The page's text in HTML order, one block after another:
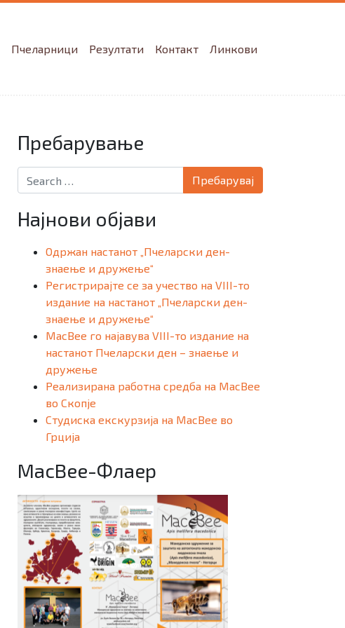
Пчеларници Резултати Контакт Линкови
Пребарување
Search for:
Најнови објави
Одржан настанот „Пчеларски ден-
знаење и дружење“
Регистрирајте се за учество на VIII-то
издание на настанот „Пчеларски ден-
знаење и дружење“
MacBee го најавува VIII-то издание на
настанот Пчеларски ден – знаење и
дружење
Реализирана работна средба на MacBee
во Скопје
Студиска екскурзија на MacBee во
Грција
MacBee-Флаер